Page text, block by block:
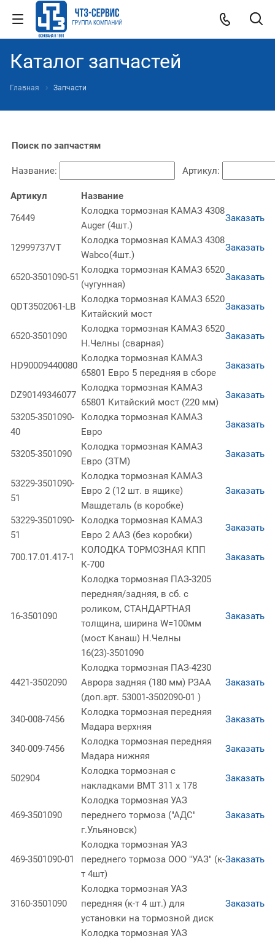
Каталог запчастей
Главная Запчасти
Поиск по запчастям
Название: Артикул:
Артикул
Название
76449
Колодка тормозная КАМАЗ 4308
Auger (4шт.)
Заказать
12999737VT
Колодка тормозная КАМАЗ 4308
Wabco(4шт.)
Заказать
6520-3501090-51
Колодка тормозная КАМАЗ 6520
(чугунная)
Заказать
QDT3502061-LB
Колодка тормозная КАМАЗ 6520
Китайский мост
Заказать
6520-3501090
Колодка тормозная КАМАЗ 6520
Н.Челны (сварная)
Заказать
HD90009440080
Колодка тормозная КАМАЗ
65801 Евро 5 передняя в сборе
Заказать
DZ90149346077
Колодка тормозная КАМАЗ
65801 Китайский мост (220 мм)
Заказать
53205-3501090-
40
Колодка тормозная КАМАЗ
Евро
Заказать
53205-3501090
Колодка тормозная КАМАЗ
Евро (ЗТМ)
Заказать
53229-3501090-
51
Колодка тормозная КАМАЗ
Евро 2 (12 шт. в ящике)
Машдеталь (в коробке)
Заказать
53229-3501090-
51
Колодка тормозная КАМАЗ
Евро 2 ААЗ (без коробки)
Заказать
700.17.01.417-1
КОЛОДКА ТОРМОЗНАЯ КПП
К-700
Заказать
16-3501090
Колодка тормозная ПАЗ-3205
передняя/задняя, в сб. с
роликом, СТАНДАРТНАЯ
толщина, ширина W=100мм
(мост Канаш) Н.Челны
16(23)-3501090
Заказать
4421-3502090
Колодка тормозная ПАЗ-4230
Аврора задняя (180 мм) РЗАА
(доп.арт. 53001-3502090-01 )
Заказать
340-008-7456
Колодка тормозная передняя
Мадара верхняя
Заказать
340-009-7456
Колодка тормозная передняя
Мадара нижняя
Заказать
502904
Колодка тормозная с
накладками BMT 311 х 178
Заказать
469-3501090
Колодка тормозная УАЗ
переднего тормоза ("АДС"
г.Ульяновск)
Заказать
469-3501090-01
Колодка тормозная УАЗ
переднего тормоза ООО "УАЗ" (к-
т 4шт)
Заказать
3160-3501090
Колодка тормозная УАЗ
передняя (к-т 4 шт.) для
установки на тормозной диск
Заказать
Колодка тормозная УАЗ